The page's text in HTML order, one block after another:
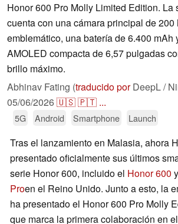
Honor 600 Pro Molly Limited Edition. La
cuenta con una cámara principal de 200
emblemático, una batería de 6.400 mAh
AMOLED compacta de 6,57 pulgadas
brillo máximo.
Abhinav Fating (traducido porDeepL /
05/06/2026🇺🇸🇵🇹 ...
5G Android Smartphone Launch
Tras el lanzamiento en Malasia, ahora
presentado oficialmente sus últimos
serie Honor 600, incluido el Honor 600
Proen el Reino Unido. Junto a esto, la
ha presentado el Honor 600 Pro Molly
que marca la primera colaboración en